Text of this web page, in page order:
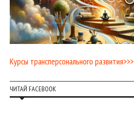
Курсы трансперсонального развития>>>
ЧИТАЙ FACEBOOK